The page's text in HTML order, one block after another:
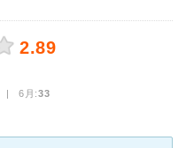
2.89
| 6月:33